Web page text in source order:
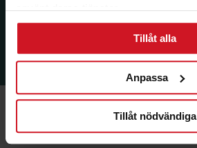
använt deras tjänster.
Tillåt alla
Anpassa
Tillåt nödvändiga